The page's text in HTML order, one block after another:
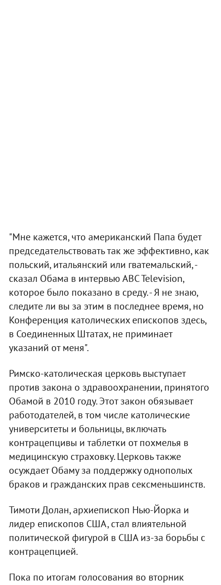
"Мне кажется, что американский Папа будет
председательствовать так же эффективно, как
польский, итальянский или гватемальский, -
сказал Обама в интервью ABC Television,
которое было показано в среду. - Я не знаю,
следите ли вы за этим в последнее время, но
Конференция католических епископов здесь,
в Соединенных Штатах, не приминает
указаний от меня".
Римско-католическая церковь выступает
против закона о здравоохранении, принятого
Обамой в 2010 году. Этот закон обязывает
работодателей, в том числе католические
университеты и больницы, включать
контрацепцивы и таблетки от похмелья в
медицинскую страховку. Церковь также
осуждает Обаму за поддержку однополых
браков и гражданских прав сексменьшинств.
Тимоти Долан, архиепископ Нью-Йорка и
лидер епископов США, стал влиятельной
политической фигурой в США из-за борьбы с
контрацепцией.
Пока по итогам голосования во вторник